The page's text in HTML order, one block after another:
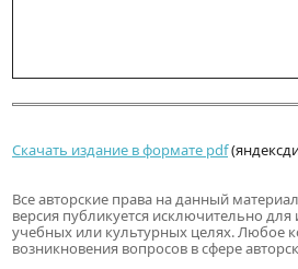
Скачать издание в формате pdf
Все авторские права на данный
версия публикуется исключительно
учебных или культурных целях. Любое
возникновения вопросов в сфере